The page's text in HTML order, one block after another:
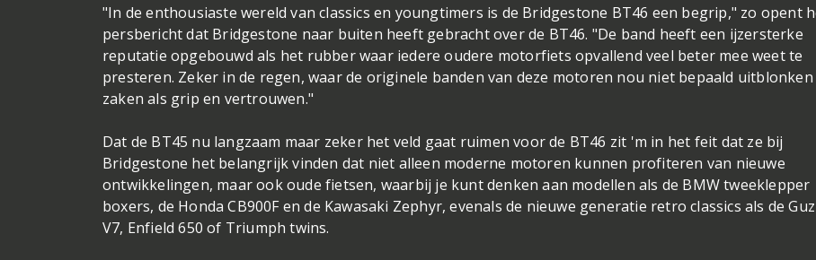
"In de enthousiaste wereld van classics en youngtimers is de Bridgestone BT46 een begrip," zo opent
persbericht dat Bridgestone naar buiten heeft gebracht over de BT46. "De band heeft een ijzersterke
reputatie opgebouwd als het rubber waar iedere oudere motorfiets opvallend veel beter mee weet te
presteren. Zeker in de regen, waar de originele banden van deze motoren nou niet bepaald uitblonken
zaken als grip en vertrouwen."
Dat de BT45 nu langzaam maar zeker het veld gaat ruimen voor de BT46 zit 'm in het feit dat ze bij
Bridgestone het belangrijk vinden dat niet alleen moderne motoren kunnen profiteren van nieuwe
ontwikkelingen, maar ook oude fietsen, waarbij je kunt denken aan modellen als de BMW tweeklepper
boxers, de Honda CB900F en de Kawasaki Zephyr, evenals de nieuwe generatie retro classics als de
V7, Enfield 650 of Triumph twins.